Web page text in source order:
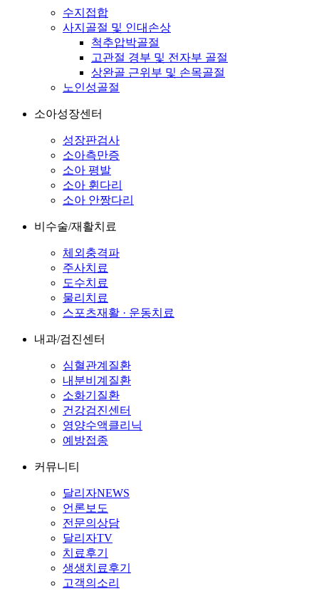
수지접합
사지골절 및 인대손상
척추압박골절
고관절 경부 및 전자부 골절
상완골 근위부 및 손목골절
노인성골절
소아성장센터
성장판검사
소아측만증
소아 평발
소아 휜다리
소아 안짱다리
비수술/재활치료
체외충격파
주사치료
도수치료
물리치료
스포츠재활 · 운동치료
내과/검진센터
심혈관계질환
내분비계질환
소화기질환
건강검진센터
영양수액클리닉
예방접종
커뮤니티
달리자NEWS
언론보도
전문의상담
달리자TV
치료후기
생생치료후기
고객의소리